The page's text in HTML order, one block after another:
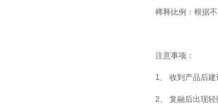
稀释比例：根据
注意事项：
1、 收到产品后
2、 复融后出现